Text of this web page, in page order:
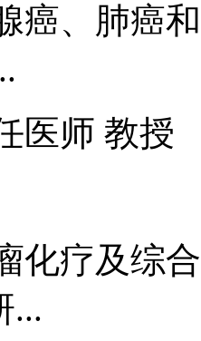
癌、肺癌
医师 教授
化疗及综
...